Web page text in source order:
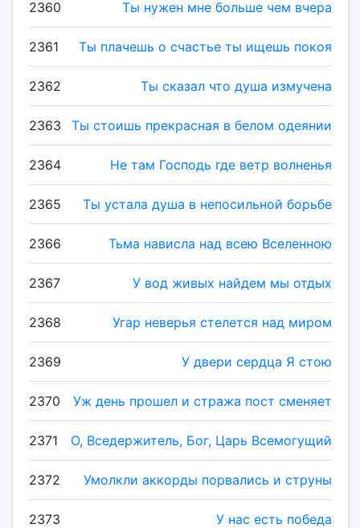
2360 Ты нужен мне больше чем вчера
2361 Ты плачешь о счастье ты ищешь покоя
2362 Ты сказал что душа измучена
2363 Ты стоишь прекрасная в белом одеянии
2364 Не там Господь где ветр волненья
2365 Ты устала душа в непосильной борьбе
2366 Тьма нависла над всею Вселенною
2367 У вод живых найдем мы отдых
2368 Угар неверья стелется над миром
2369 У двери сердца Я стою
2370 Уж день прошел и стража пост сменяет
2371 О, Вседержитель, Бог, Царь Всемогущий
2372 Умолкли аккорды порвались и струны
2373 У нас есть победа